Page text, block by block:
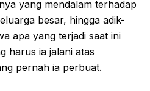
yang mendalam terhadap
besar, hingga adik-
apa yang terjadi saat ini
harus ia jalani atas
pernah ia perbuat.